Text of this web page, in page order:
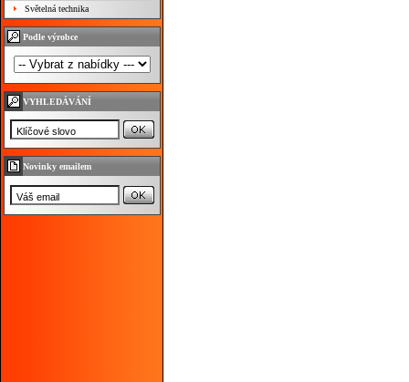
Světelná technika
Podle výrobce
VYHLEDÁVÁNÍ
Novinky emailem